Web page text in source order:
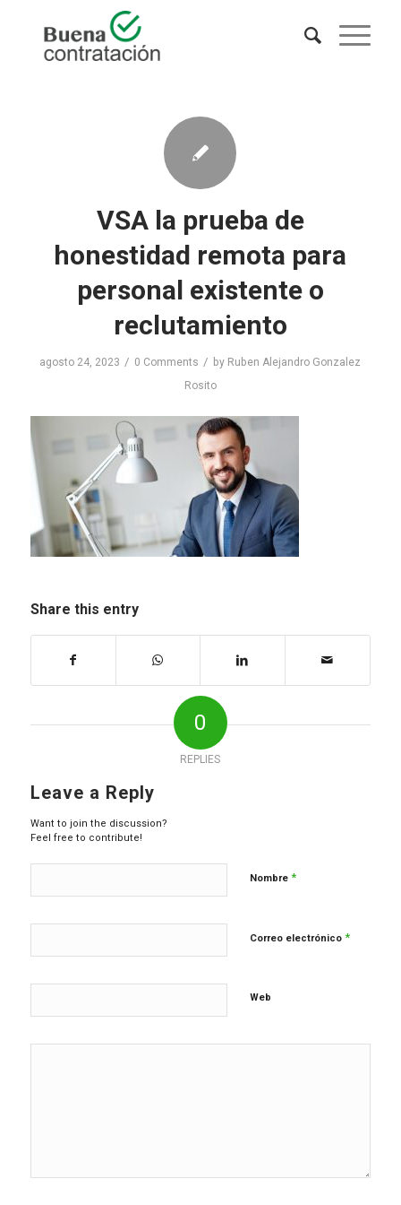
VSA la prueba de
honestidad remota para
personal existente o
reclutamiento
agosto 24, 2023 / 0 Comments / by Ruben Alejandro Gonzalez
Rosito
Share this entry
0
REPLIES
Leave a Reply
Want to join the discussion?
Feel free to contribute!
Nombre *
Correo electrónico *
Web